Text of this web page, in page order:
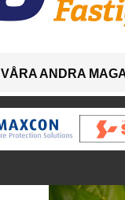
VÅRA ANDRA